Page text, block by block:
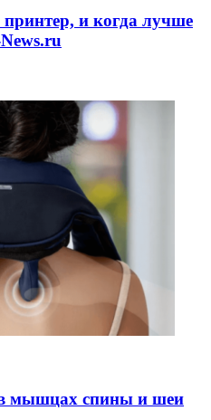
и когда лучше
мышцах спины и шеи